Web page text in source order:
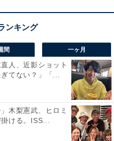
間 一ヶ月
人、近影ショット
てない？」「...
木梨憲武、ヒロミ
ける。ISS...